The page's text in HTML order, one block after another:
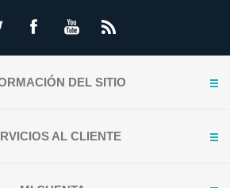
DEL SITIO
AL CLIENTE